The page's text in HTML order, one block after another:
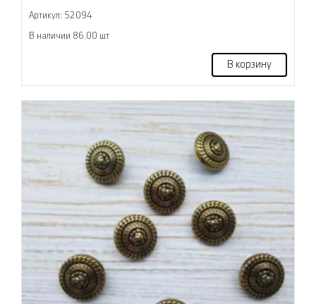
Артикул: 52094
В наличии 86.00 шт
В корзину